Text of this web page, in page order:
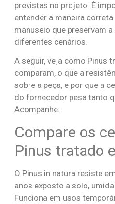
previstas no projeto. É
entender a maneira
manuseio que preservam
diferentes cenários.
A seguir, veja como Pinus
comparam, o que a
sobre a peça, e por que a
do fornecedor pesa tanto
Acompanhe:
Compare os
Pinus tratado
O Pinus in natura resiste
anos exposto a solo,
Funciona em usos